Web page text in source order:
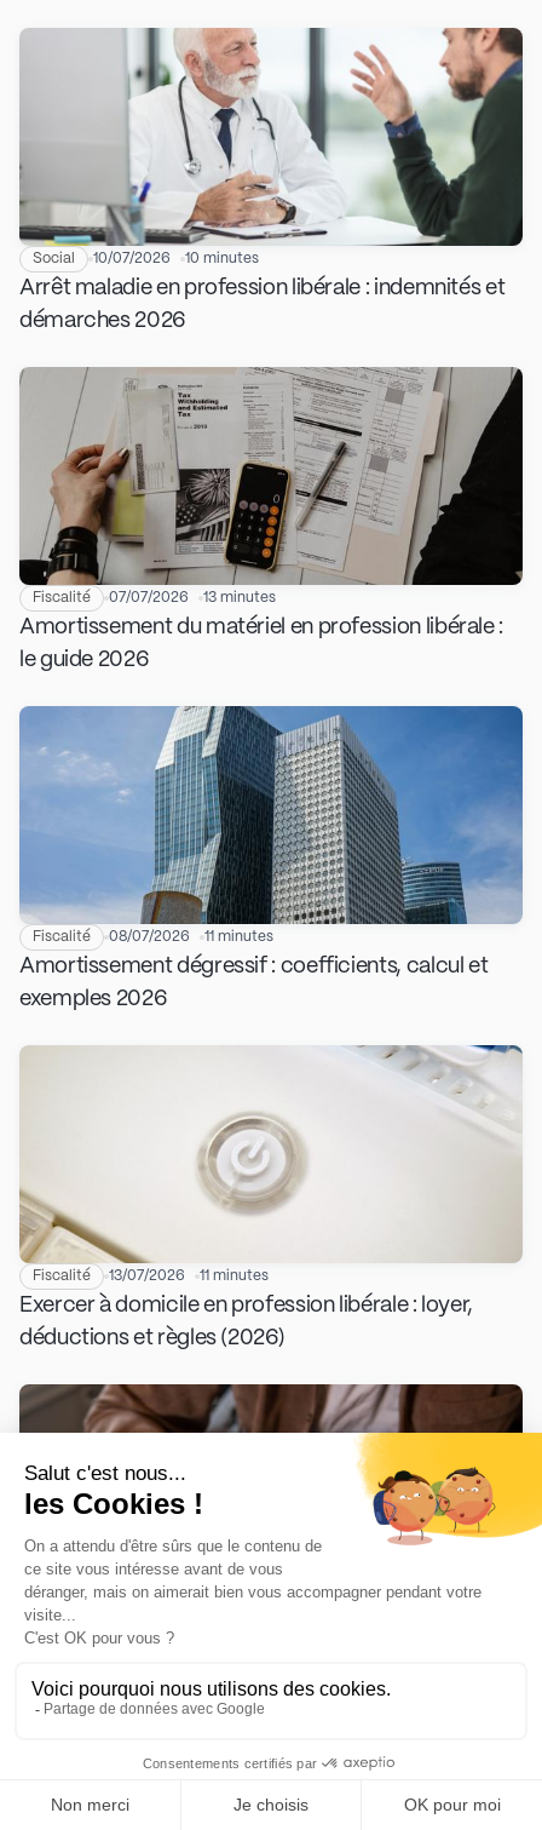
Social 10/07/2026 10 minutes
Arrêt maladie en profession libérale : indemnités et
démarches 2026
Fiscalité 07/07/2026 13 minutes
Amortissement du matériel en profession libérale :
le guide 2026
Fiscalité 08/07/2026 11 minutes
Amortissement dégressif : coefficients, calcul et
exemples 2026
Fiscalité 13/07/2026 11 minutes
Exercer à domicile en profession libérale : loyer,
déductions et règles (2026)
Fiscalité
Contrôle fiscal en profession libérale : déroulé,
droits et préparation (2026)